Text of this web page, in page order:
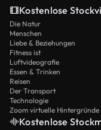
Kostenlose
Die Natur
Menschen
Liebe & Beziehungen
Fitness ist
Luftvideografie
Essen & Trinken
Reisen
Der Transport
Technologie
Zoom virtuelle Hintergründe
Kostenlose